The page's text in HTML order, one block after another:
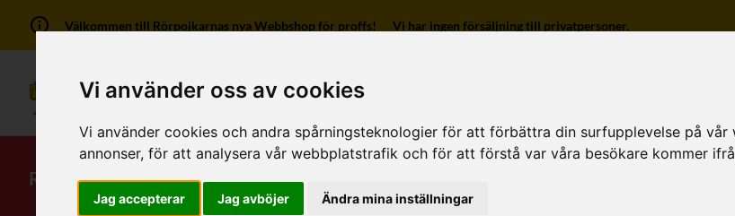
Vi använder oss av cookies
Vi använder cookies och andra spårningsteknologier för att förbättra din surfupplevelse på
annonser, för att analysera vår webbplatstrafik och för att förstå var våra besökare kommer
Jag accepterar Jag avböjer Ändra mina inställningar
Välkommen till Rörpojkarnas nya Webbshop för proffs! Vi har ingen försäljning till privatpersoner.
RSK-Kategorier Produkter